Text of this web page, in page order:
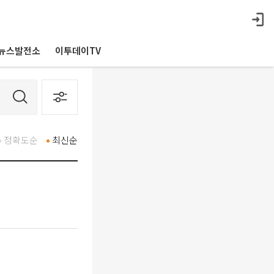
스발전소 이투데이TV
최신순
정확도순